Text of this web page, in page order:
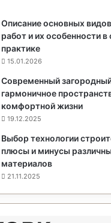
Описание основных
работ и их особенности
практике
15.01.2026
Современный
гармоничное
комфортной жизни
19.12.2025
Выбор технологии
плюсы и минусы
материалов
21.11.2025